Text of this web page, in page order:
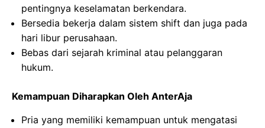
pentingnya keselamatan berkendara.
Bersedia bekerja dalam sistem shift dan juga pada
hari libur perusahaan.
Bebas dari sejarah kriminal atau pelanggaran
hukum.
Kemampuan Diharapkan Oleh AnterAja
Pria yang memiliki kemampuan untuk mengatasi